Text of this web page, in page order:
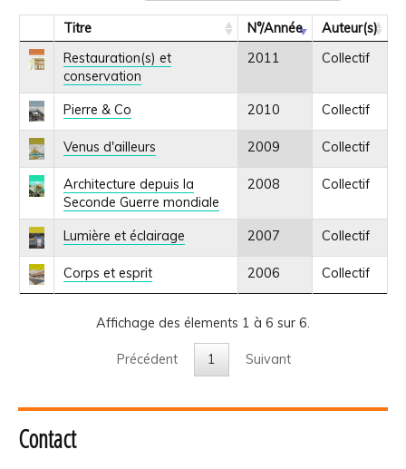
Titre N°/Année
Auteur(s)
Restauration(s) et
conservation
2011 Collectif
Pierre & Co 2010 Collectif
Venus d'ailleurs 2009 Collectif
Architecture depuis la
Seconde Guerre mondiale
2008 Collectif
Lumière et éclairage 2007 Collectif
Corps et esprit 2006 Collectif
Affichage des élements 1 à 6 sur 6.
Précédent 1 Suivant
Contact